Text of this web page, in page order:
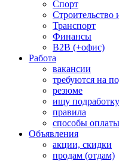
Спорт
Строительство
Транспорт
Финансы
B2B (+офис)
Работа
вакансии
требуются на
резюме
ищу подработку
правила
способы оплаты
Объявления
акции, скидки
продам (отдам)